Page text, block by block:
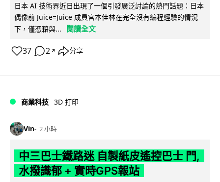
日本 AI 技術界近日出現了一個引發廣泛討論的熱門話題：日本
偶像前 Juice=Juice 成員宮本佳林在完全沒有編程經驗的情況
下，僅憑藉與...
閱讀全文
37 2 ↗ 分享
商業科技 3D 打印
Vin 2 小時
中三巴士鐵路迷 自製紙皮遙控巴士 門,
水撥識郁 + 實時GPS報站